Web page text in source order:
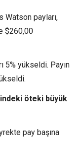
Watson payları,
$260,00
5% yükseldi. Payın
öteki büyük
pay başına